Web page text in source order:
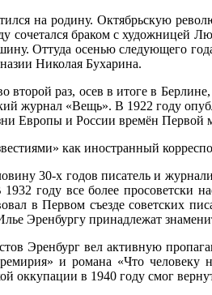
на родину. Октябрьскую
сочетался браком с художницей
Оттуда осенью следующего
Николая Бухарина.
второй раз, осев в итоге в
журнал «Вещь». В 1922 году
Европы и России времён
как иностранный
30-х годов писатель и
году все более
в Первом съезде советских
Эренбургу принадлежат
Эренбург вел активную
и романа «Что человеку
оккупации в 1940 году смог